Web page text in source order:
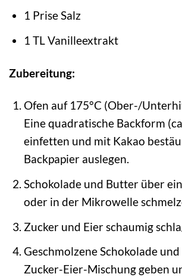
1 Prise Salz
1 TL Vanilleextrakt
Zubereitung:
Ofen auf 175°C (Ober-/
Eine quadratische Backform
einfetten und mit Kakao
Backpapier auslegen.
Schokolade und Butter über
oder in der Mikrowelle
Zucker und Eier schaumig
Geschmolzene Schokolade
Zucker-Eier-Mischung geben